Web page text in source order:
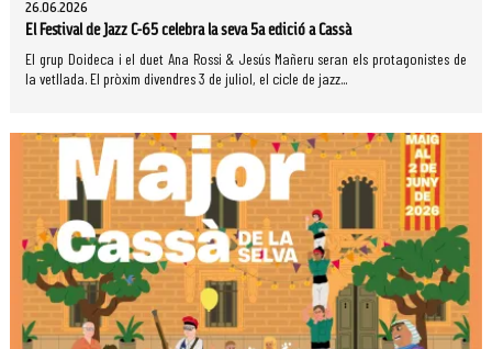
26.06.2026
El Festival de Jazz C-65 celebra la seva 5a edició a Cassà
El grup Doideca i el duet Ana Rossi & Jesús Mañeru seran els protagonistes de
la vetllada. El pròxim divendres 3 de juliol, el cicle de jazz...